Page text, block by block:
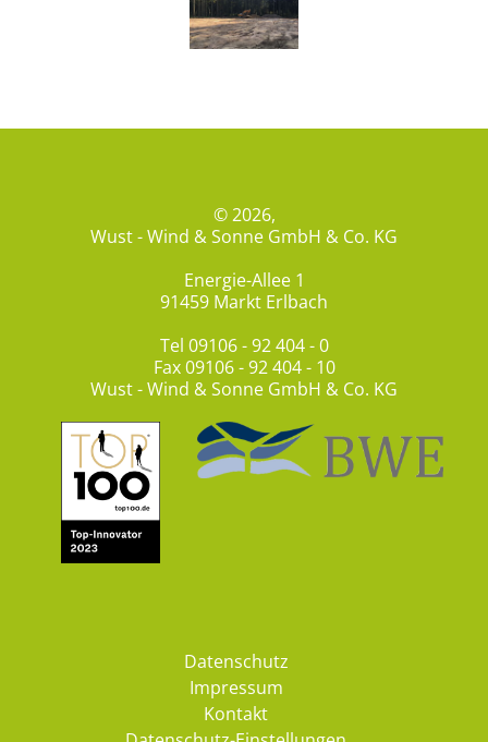
© 2026,
Wust - Wind & Sonne GmbH & Co. KG
Energie-Allee 1
91459 Markt Erlbach
Tel 09106 - 92 404 - 0
Fax 09106 - 92 404 - 10
Wust - Wind & Sonne GmbH & Co. KG
Datenschutz
Impressum
Kontakt